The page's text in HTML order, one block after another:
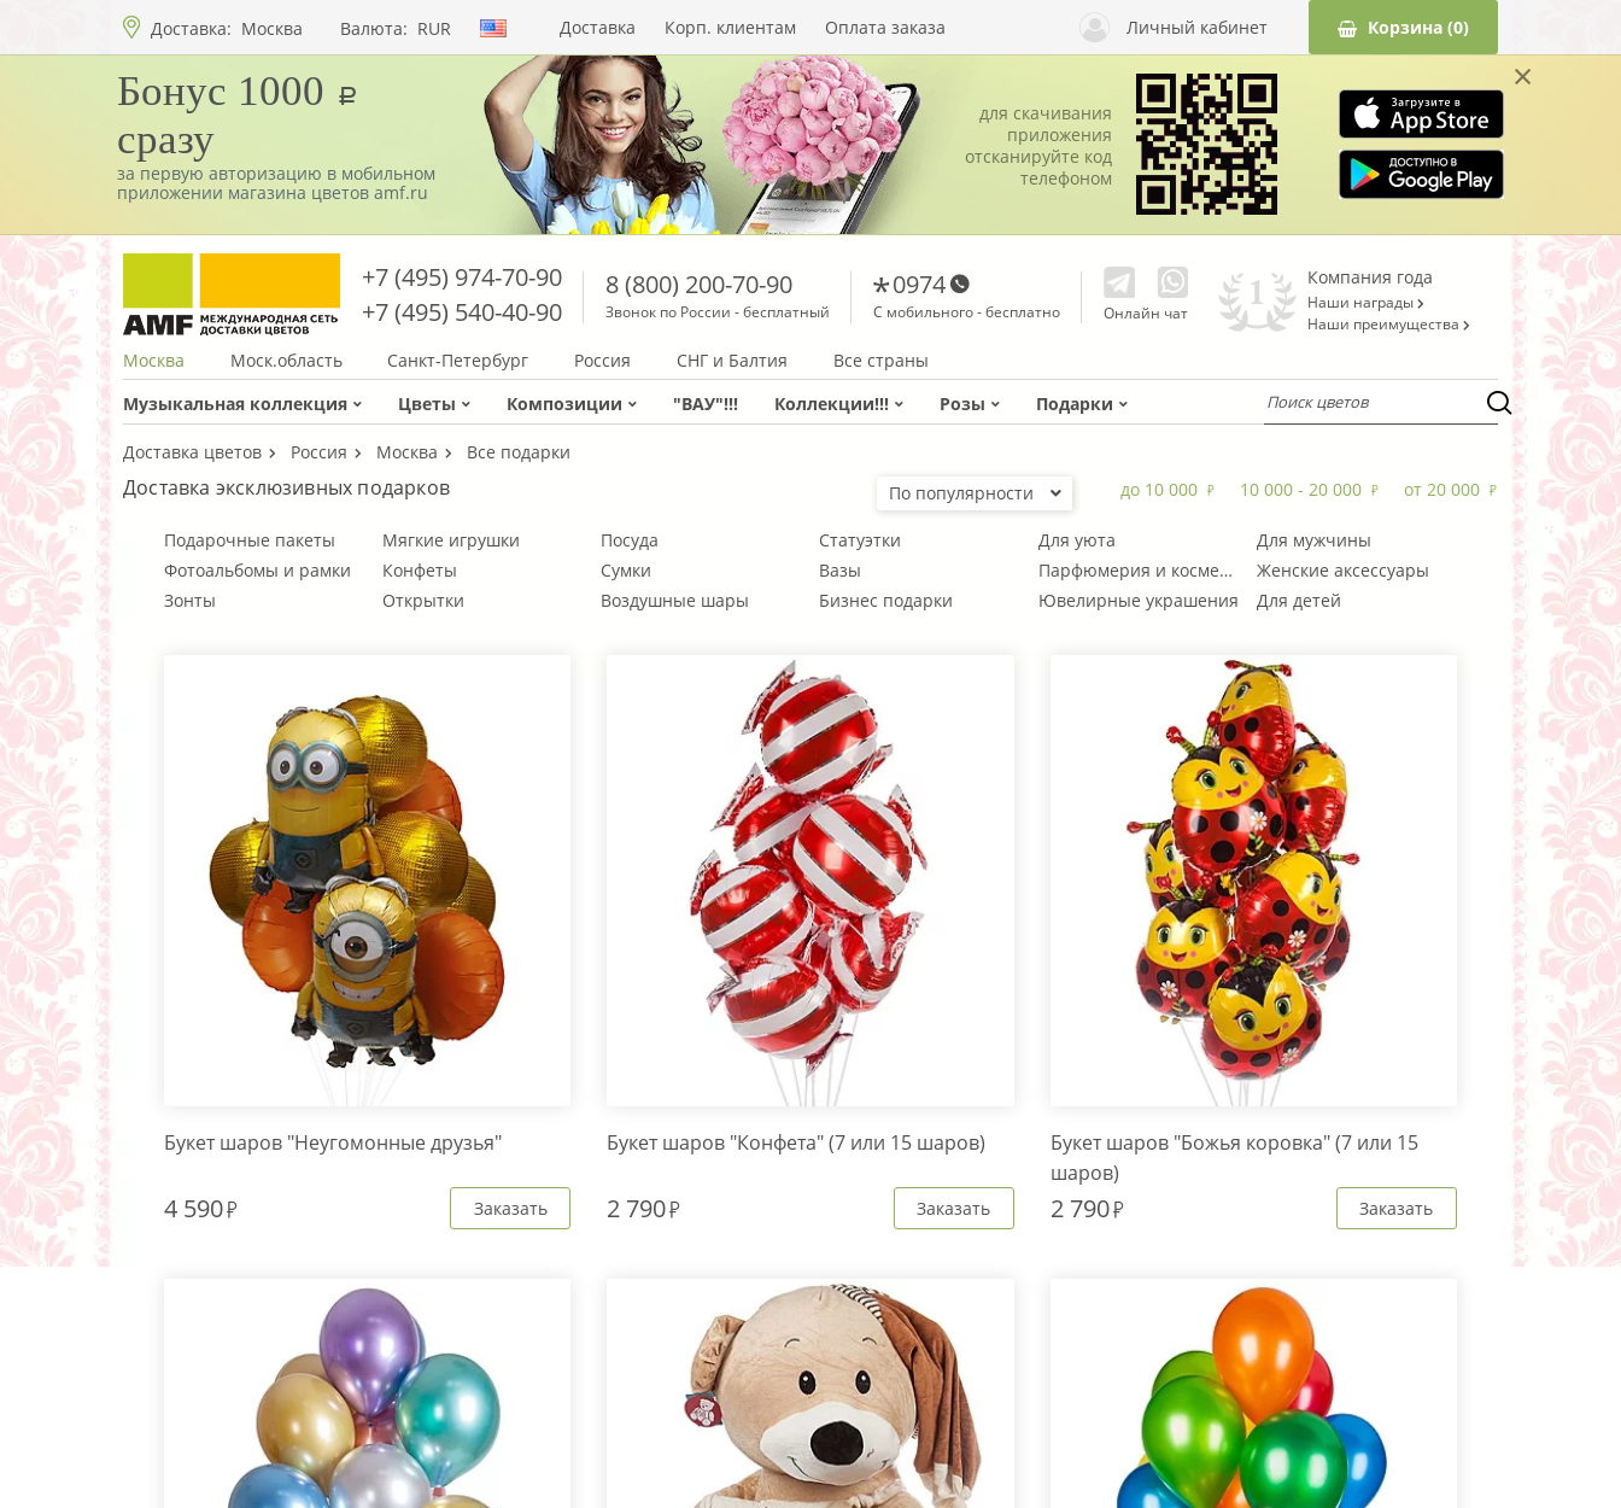
×
Бонус 1000 a
сразу
за первую авторизацию в мобильном
приложении магазина цветов amf.ru
для скачивания
приложения
отсканируйте код
телефоном
Доставка: Москва Валюта: RUR Доставка Корп. клиентам Оплата заказа Личный кабинет Корзина(0)
+7 (495) 974-70-90
+7 (495) 540-40-90
8 (800) 200-70-90
Звонок по России - бесплатный
0974
С мобильного - бесплатно Онлайн чат
Компания года
Наши награды
Наши преимущества
Москва Моск.область Санкт-Петербург Россия СНГ и Балтия
Все страны
Музыкальная коллекция
Цветы Композиции "ВАУ"!!! Коллекции!!! Розы Подарки
Доставка цветов Россия Москва Все подарки
Доставка эксклюзивных подарков По популярности до 10 000 10 000 - 20 000 от 20 000
Подарочные пакеты
Фотоальбомы и рамки
Зонты
Мягкие игрушки
Конфеты
Открытки
Посуда
Сумки
Воздушные шары
Статуэтки
Вазы
Бизнес подарки
Для уюта
Парфюмерия и косметика
Ювелирные украшения
Для мужчины
Женские аксессуары
Для детей
Букет шаров "Неугомонные друзья"
4 590 Заказать
Букет шаров "Конфета" (7 или 15 шаров)
2 790 Заказать
Букет шаров "Божья коровка" (7 или 15
шаров)
2 790 Заказать